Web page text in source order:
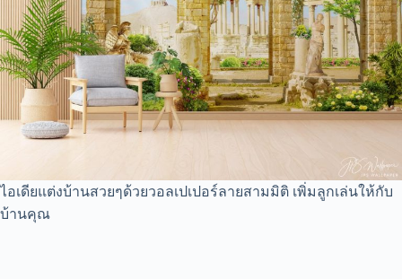
ไอเดียแต่งบ้านสวยๆด้วยวอลเปเปอร์ลายสามมิติ เพิ่มลูกเล่นให้กับ
บ้านคุณ